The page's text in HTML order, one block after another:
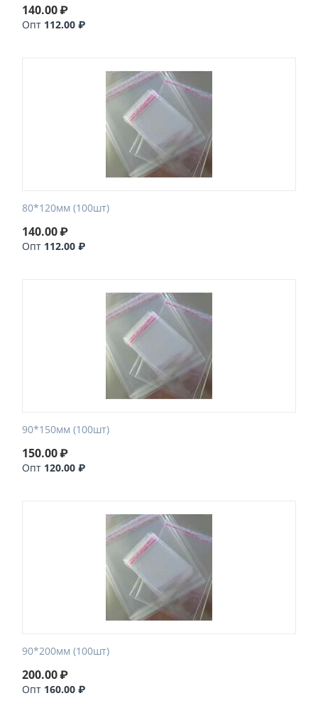
140.00₽
Опт 112.00 ₽
80*120мм (100шт)
140.00₽
Опт 112.00 ₽
90*150мм (100шт)
150.00₽
Опт 120.00 ₽
90*200мм (100шт)
200.00₽
Опт 160.00 ₽